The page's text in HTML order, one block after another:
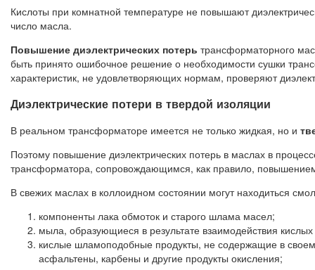
Кислоты при комнатной температуре не повышают
число масла.
Повышение диэлектрических потерь трансформаторного
быть принято ошибочное решение о необходимости сушки
характеристик, не удовлетворяющих нормам, проверяют
Диэлектрические потери в твердой изоляции
В реальном трансформаторе имеется не только жидкая, но и
Поэтому повышение диэлектрических потерь в маслах в
трансформатора, сопровождающимся, как правило,
В свежих маслах в коллоидном состоянии могут находиться
компоненты лака обмоток и старого шлама масел;
мыла, образующиеся в результате взаимодействия
кислые шламоподобные продукты, не содержащие в
асфальтены, карбены и другие продукты окисления;